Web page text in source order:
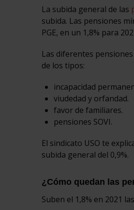
La subida general de las
subida. Las pensiones
PGE, en un 1,8% para
Las diferentes
de los tipos:
incapacidad
viudedad y orfandad.
favor de familiares.
pensiones SOVI.
El sindicato USO te
subida general del 0,9%.
¿Cómo quedan las
Suben el 1,8% en 2021